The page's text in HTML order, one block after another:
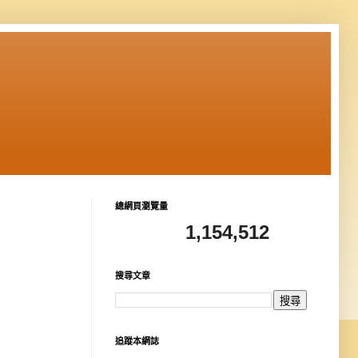
總網頁瀏覽量
1,154,512
搜尋文章
追蹤本網誌